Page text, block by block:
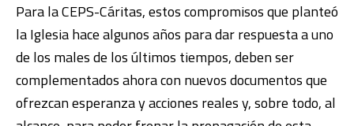
Para la CEPS-Cáritas, estos compromisos que planteó
la Iglesia hace algunos años para dar respuesta a uno
de los males de los últimos tiempos, deben ser
complementados ahora con nuevos documentos que
ofrezcan esperanza y acciones reales y, sobre todo, al